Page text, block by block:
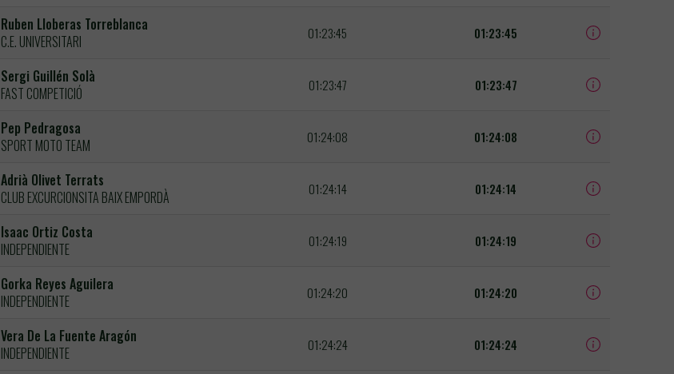
Ruben Lloberas Torreblanca
C.E. UNIVERSITARI
01:23:45 01:23:45
Sergi Guillén Solà
FAST COMPETICIÓ
01:23:47 01:23:47
Pep Pedragosa
SPORT MOTO TEAM
01:24:08 01:24:08
Adrià Olivet Terrats
CLUB EXCURCIONSITA BAIX EMPORDÀ
01:24:14 01:24:14
Isaac Ortiz Costa
INDEPENDIENTE
01:24:19 01:24:19
Gorka Reyes Aguilera
INDEPENDIENTE
01:24:20 01:24:20
Vera De La Fuente Aragón
INDEPENDIENTE
01:24:24 01:24:24